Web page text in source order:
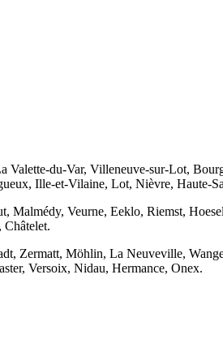
Valette-du-Var, Villeneuve-sur-Lot,
Ille-et-Vilaine, Lot, Nièvre, Haute-
Malmédy, Veurne, Eeklo, Riemst,
Zermatt, Möhlin, La Neuveville,
Versoix, Nidau, Hermance, Onex.